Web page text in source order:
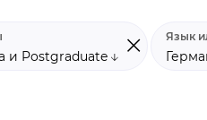
и Postgraduate
Язык